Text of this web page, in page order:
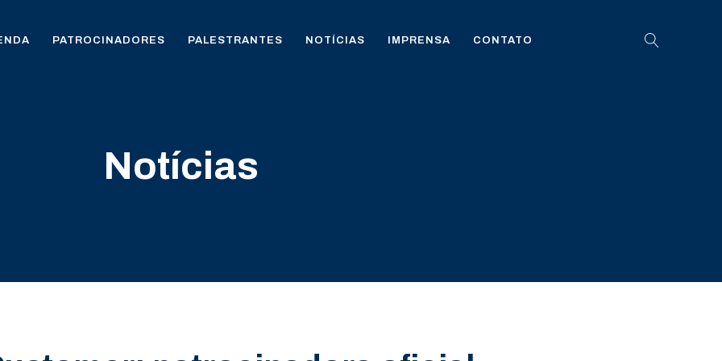
PATROCINADORES PALESTRANTES NOTÍCIAS IMPRENSA CONTATO
Notícias